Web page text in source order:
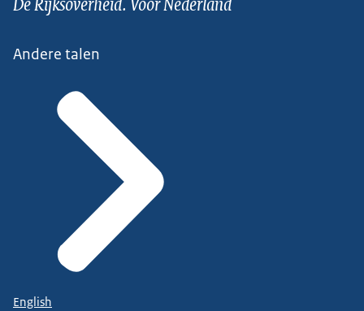
Andere talen
English